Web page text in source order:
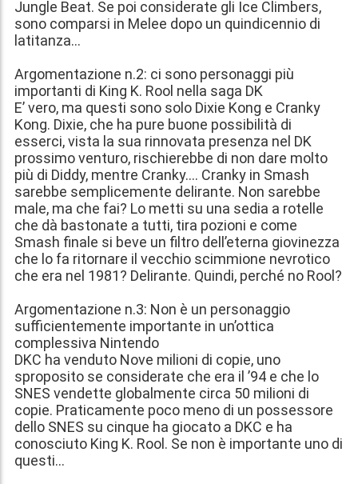
Jungle Beat. Se poi considerate gli Ice Climbers,
sono comparsi in Melee dopo un quindicennio di
latitanza…
Argomentazione n.2: ci sono personaggi più
importanti di King K. Rool nella saga DK
E’ vero, ma questi sono solo Dixie Kong e Cranky
Kong. Dixie, che ha pure buone possibilità di
esserci, vista la sua rinnovata presenza nel DK
prossimo venturo, rischierebbe di non dare molto
più di Diddy, mentre Cranky…. Cranky in Smash
sarebbe semplicemente delirante. Non sarebbe
male, ma che fai? Lo metti su una sedia a rotelle
che dà bastonate a tutti, tira pozioni e come
Smash finale si beve un filtro dell’eterna giovinezza
che lo fa ritornare il vecchio scimmione nevrotico
che era nel 1981? Delirante. Quindi, perché no Rool?
Argomentazione n.3: Non è un personaggio
sufficientemente importante in un’ottica
complessiva Nintendo
DKC ha venduto Nove milioni di copie, uno
sproposito se considerate che era il ’94 e che lo
SNES vendette globalmente circa 50 milioni di
copie. Praticamente poco meno di un possessore
dello SNES su cinque ha giocato a DKC e ha
conosciuto King K. Rool. Se non è importante uno di
questi…